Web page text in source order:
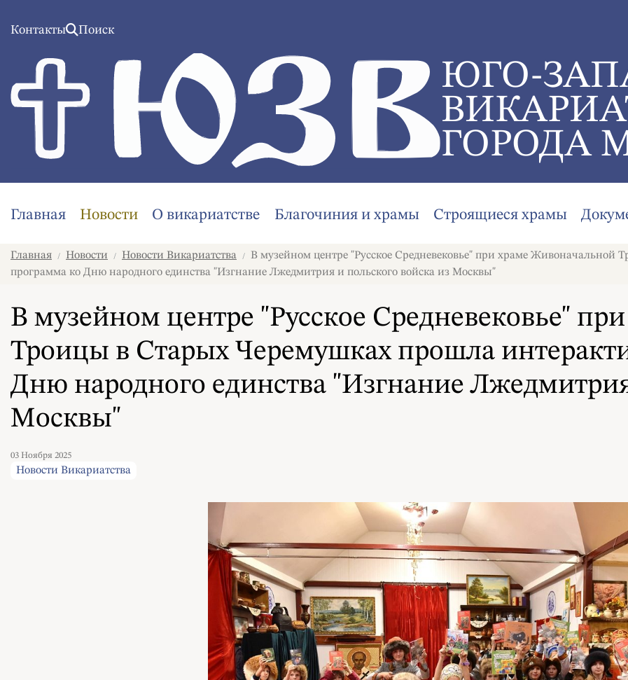
Контакты Поиск
ЮГО-
ГОРОДА
Главная Новости О викариатстве Благочиния и храмы Строящиеся храмы
Главная / Новости / Новости Викариатства /
В музейном центре "Русское Средневековье" при храме
программа ко Дню народного единства "Изгнание Лжедмитрия и польского войска из Москвы"
В музейном центре "Русское Средневековье"
Троицы в Старых Черемушках прошла
Дню народного единства "Изгнание
Москвы"
03 Ноября 2025
Новости Викариатства